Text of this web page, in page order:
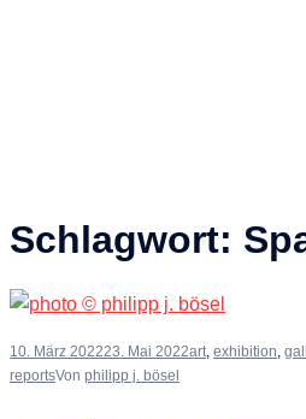
Schlagwort:
10. März 202223. Mai 2022art, exhibition,
reportsVon philipp j. bösel